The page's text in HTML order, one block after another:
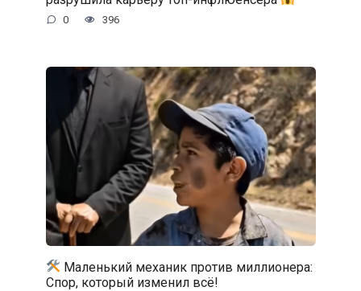
0 396
Маленький механик против миллионера:
Спор, который изменил всё!